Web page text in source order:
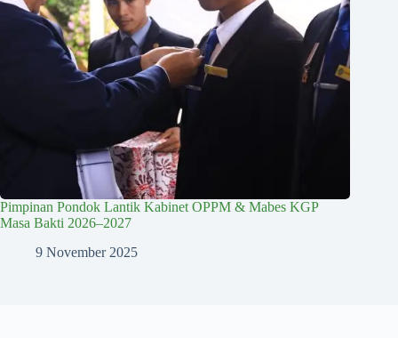
Pimpinan Pondok Lantik Kabinet OPPM & Mabes KGP
Masa Bakti 2026–2027
9 November 2025